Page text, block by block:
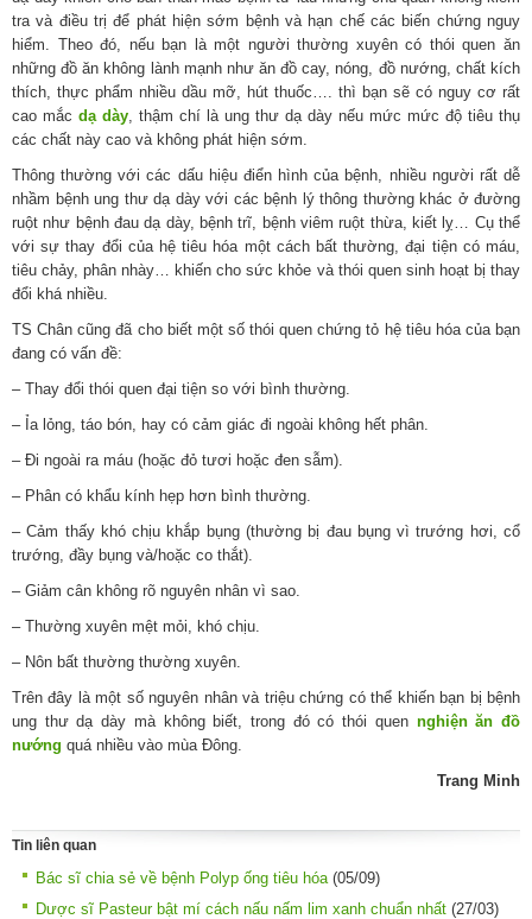
tra và điều trị để phát hiện sớm bệnh và hạn chế các biến chứng nguy
hiểm. Theo đó, nếu bạn là một người thường xuyên có thói quen ăn
những đồ ăn không lành mạnh như ăn đồ cay, nóng, đồ nướng, chất kích
thích, thực phẩm nhiều dầu mỡ, hút thuốc…. thì bạn sẽ có nguy cơ rất
cao mắc dạ dày, thậm chí là ung thư dạ dày nếu mức mức độ tiêu thụ
các chất này cao và không phát hiện sớm.
Thông thường với các dấu hiệu điển hình của bệnh, nhiều người rất dễ
nhầm bệnh ung thư dạ dày với các bệnh lý thông thường khác ở đường
ruột như bệnh đau dạ dày, bệnh trĩ, bệnh viêm ruột thừa, kiết lỵ… Cụ thể
với sự thay đổi của hệ tiêu hóa một cách bất thường, đại tiện có máu,
tiêu chảy, phân nhày… khiến cho sức khỏe và thói quen sinh hoạt bị thay
đổi khá nhiều.
TS Chân cũng đã cho biết một số thói quen chứng tỏ hệ tiêu hóa của bạn
đang có vấn đề:
– Thay đổi thói quen đại tiện so với bình thường.
– Ỉa lỏng, táo bón, hay có cảm giác đi ngoài không hết phân.
– Đi ngoài ra máu (hoặc đỏ tươi hoặc đen sẫm).
– Phân có khẩu kính hẹp hơn bình thường.
– Cảm thấy khó chịu khắp bụng (thường bị đau bụng vì trướng hơi, cổ
trướng, đầy bụng và/hoặc co thắt).
– Giảm cân không rõ nguyên nhân vì sao.
– Thường xuyên mệt mỏi, khó chịu.
– Nôn bất thường thường xuyên.
Trên đây là một số nguyên nhân và triệu chứng có thể khiến bạn bị bệnh
ung thư dạ dày mà không biết, trong đó có thói quen nghiện ăn đồ
nướng quá nhiều vào mùa Đông.
Trang Minh
Tin liên quan
Bác sĩ chia sẻ về bệnh Polyp ống tiêu hóa (05/09)
Dược sĩ Pasteur bật mí cách nấu nấm lim xanh chuẩn nhất (27/03)